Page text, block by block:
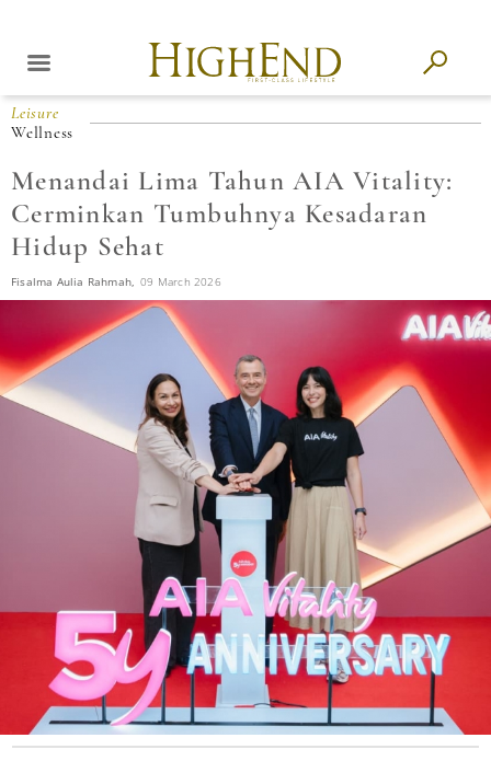
Leisure
Wellness
Menandai Lima Tahun AIA Vitality:
Cerminkan Tumbuhnya Kesadaran
Hidup Sehat
Fisalma Aulia Rahmah, 09 March 2026